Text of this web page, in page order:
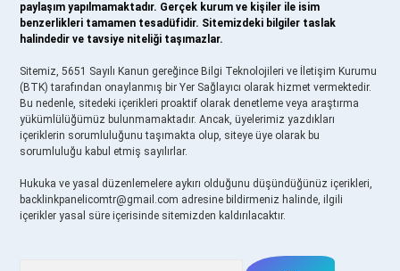
paylaşım yapılmamaktadır. Gerçek kurum ve kişiler ile isim
benzerlikleri tamamen tesadüfidir. Sitemizdeki bilgiler taslak
halindedir ve tavsiye niteliği taşımazlar.
Sitemiz, 5651 Sayılı Kanun gereğince Bilgi Teknolojileri ve İletişim Kurumu
(BTK) tarafından onaylanmış bir Yer Sağlayıcı olarak hizmet vermektedir.
Bu nedenle, sitedeki içerikleri proaktif olarak denetleme veya araştırma
yükümlülüğümüz bulunmamaktadır. Ancak, üyelerimiz yazdıkları
içeriklerin sorumluluğunu taşımakta olup, siteye üye olarak bu
sorumluluğu kabul etmiş sayılırlar.
Hukuka ve yasal düzenlemelere aykırı olduğunu düşündüğünüz içerikleri,
backlinkpanelicomtr@gmail.com adresine bildirmeniz halinde, ilgili
içerikler yasal süre içerisinde sitemizden kaldırılacaktır.